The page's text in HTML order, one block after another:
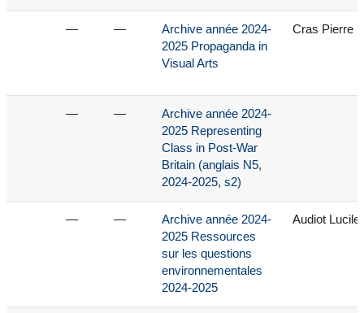
— —
Archive année 2024-
2025 Propaganda in
Visual Arts
Cras Pierre
— —
Archive année 2024-
2025 Representing
Class in Post-War
Britain (anglais N5,
2024-2025, s2)
— —
Archive année 2024-
2025 Ressources
sur les questions
environnementales
2024-2025
Audiot Lucile